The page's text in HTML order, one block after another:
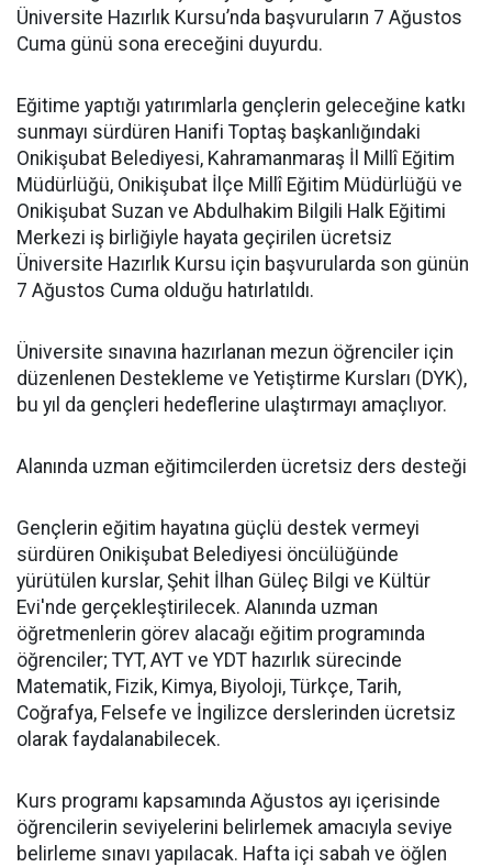
Üniversite Hazırlık Kursu’nda başvuruların 7 Ağustos
Cuma günü sona ereceğini duyurdu.
Eğitime yaptığı yatırımlarla gençlerin geleceğine katkı
sunmayı sürdüren Hanifi Toptaş başkanlığındaki
Onikişubat Belediyesi, Kahramanmaraş İl Millî Eğitim
Müdürlüğü, Onikişubat İlçe Millî Eğitim Müdürlüğü ve
Onikişubat Suzan ve Abdulhakim Bilgili Halk Eğitimi
Merkezi iş birliğiyle hayata geçirilen ücretsiz
Üniversite Hazırlık Kursu için başvurularda son günün
7 Ağustos Cuma olduğu hatırlatıldı.
Üniversite sınavına hazırlanan mezun öğrenciler için
düzenlenen Destekleme ve Yetiştirme Kursları (DYK),
bu yıl da gençleri hedeflerine ulaştırmayı amaçlıyor.
Alanında uzman eğitimcilerden ücretsiz ders desteği
Gençlerin eğitim hayatına güçlü destek vermeyi
sürdüren Onikişubat Belediyesi öncülüğünde
yürütülen kurslar, Şehit İlhan Güleç Bilgi ve Kültür
Evi'nde gerçekleştirilecek. Alanında uzman
öğretmenlerin görev alacağı eğitim programında
öğrenciler; TYT, AYT ve YDT hazırlık sürecinde
Matematik, Fizik, Kimya, Biyoloji, Türkçe, Tarih,
Coğrafya, Felsefe ve İngilizce derslerinden ücretsiz
olarak faydalanabilecek.
Kurs programı kapsamında Ağustos ayı içerisinde
öğrencilerin seviyelerini belirlemek amacıyla seviye
belirleme sınavı yapılacak. Hafta içi sabah ve öğlen